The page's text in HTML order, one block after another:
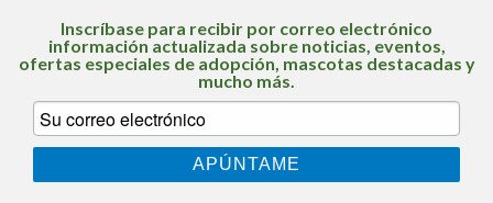
Inscríbase para recibir por correo electrónico
información actualizada sobre noticias, eventos,
ofertas especiales de adopción, mascotas destacadas y
mucho más.
APÚNTAME